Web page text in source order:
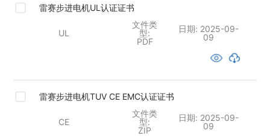
雷赛步进电机UL认证证书
UL
文件类
型:
PDF
日期: 2025-09-
09
雷赛步进电机TUV CE EMC认证证书
CE
文件类
型:
ZIP
日期: 2025-09-
09